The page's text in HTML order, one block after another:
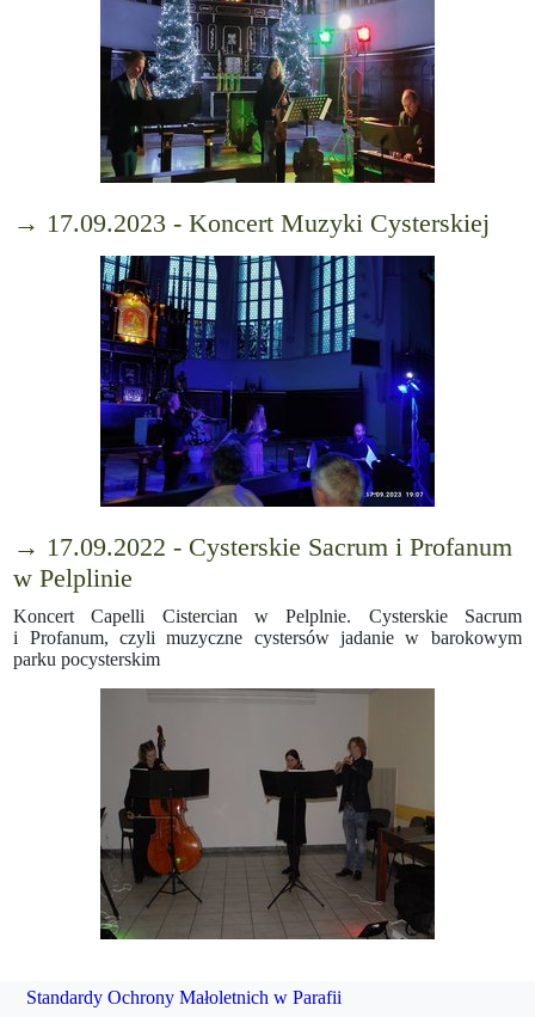
→ 17.09.2023 - Koncert Muzyki Cysterskiej
→ 17.09.2022 - Cysterskie Sacrum i Profanum
w Pelplinie
Koncert Capelli Cistercian w Pelplnie. Cysterskie Sacrum
i Profanum, czyli muzyczne cystersów jadanie w barokowym
parku pocysterskim
Standardy Ochrony Małoletnich w Parafii